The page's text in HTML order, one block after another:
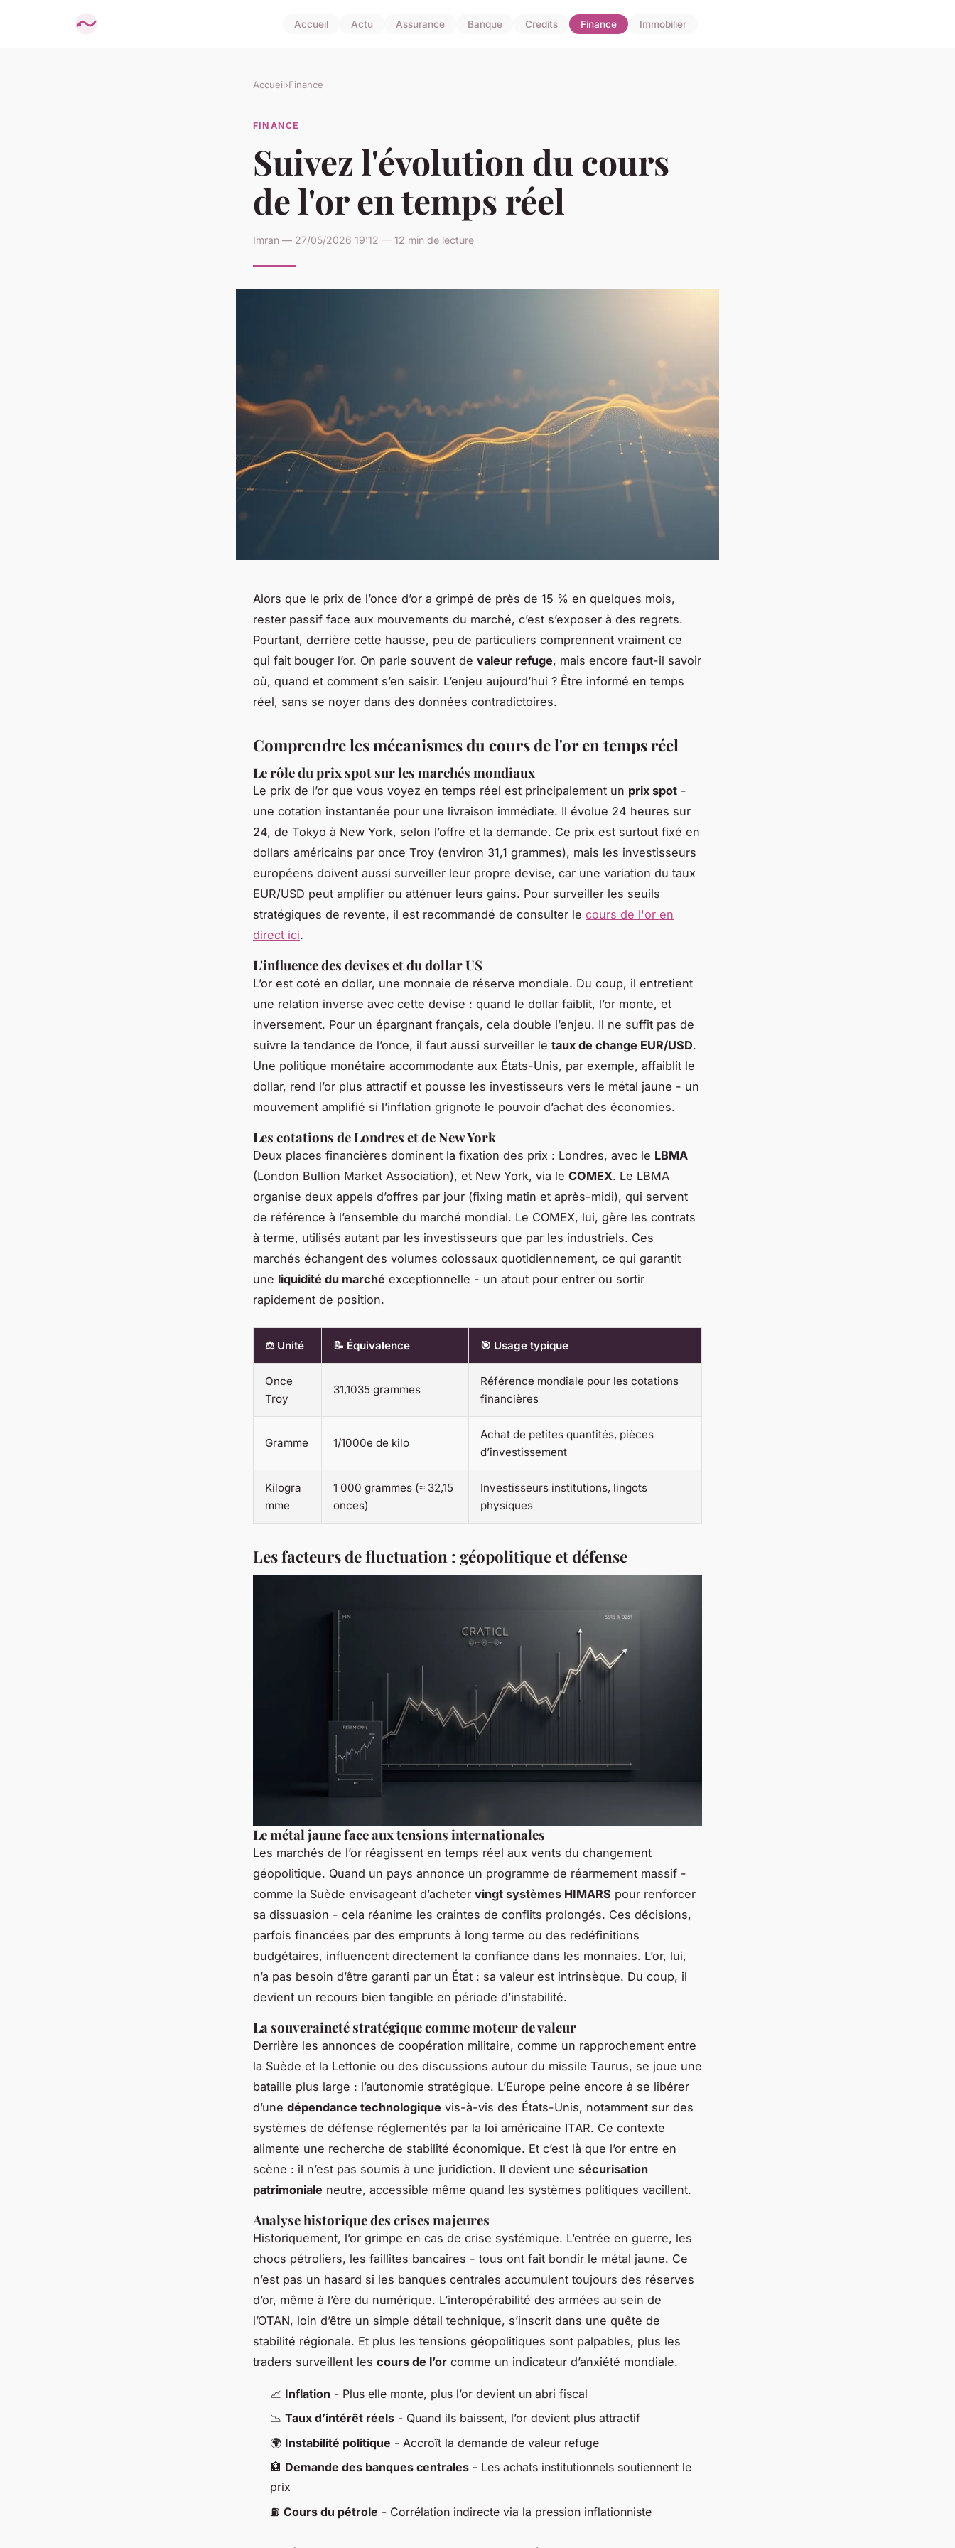
Accueil Actu Assurance Banque Credits Finance Immobilier
Accueil›Finance
FINANCE
Suivez l'évolution du cours
de l'or en temps réel
Imran — 27/05/2026 19:12 — 12 min de lecture
Alors que le prix de l’once d’or a grimpé de près de 15 % en quelques mois,
rester passif face aux mouvements du marché, c’est s’exposer à des regrets.
Pourtant, derrière cette hausse, peu de particuliers comprennent vraiment ce
qui fait bouger l’or. On parle souvent de valeur refuge, mais encore faut-il savoir
où, quand et comment s’en saisir. L’enjeu aujourd’hui ? Être informé en temps
réel, sans se noyer dans des données contradictoires.
Comprendre les mécanismes du cours de l'or en temps réel
Le rôle du prix spot sur les marchés mondiaux
Le prix de l’or que vous voyez en temps réel est principalement un prix spot -
une cotation instantanée pour une livraison immédiate. Il évolue 24 heures sur
24, de Tokyo à New York, selon l’offre et la demande. Ce prix est surtout fixé en
dollars américains par once Troy (environ 31,1 grammes), mais les investisseurs
européens doivent aussi surveiller leur propre devise, car une variation du taux
EUR/USD peut amplifier ou atténuer leurs gains. Pour surveiller les seuils
stratégiques de revente, il est recommandé de consulter le cours de l'or en
direct ici.
L'influence des devises et du dollar US
L’or est coté en dollar, une monnaie de réserve mondiale. Du coup, il entretient
une relation inverse avec cette devise : quand le dollar faiblit, l’or monte, et
inversement. Pour un épargnant français, cela double l’enjeu. Il ne suffit pas de
suivre la tendance de l’once, il faut aussi surveiller le taux de change EUR/USD.
Une politique monétaire accommodante aux États-Unis, par exemple, affaiblit le
dollar, rend l’or plus attractif et pousse les investisseurs vers le métal jaune - un
mouvement amplifié si l’inflation grignote le pouvoir d’achat des économies.
Les cotations de Londres et de New York
Deux places financières dominent la fixation des prix : Londres, avec le LBMA
(London Bullion Market Association), et New York, via le COMEX. Le LBMA
organise deux appels d’offres par jour (fixing matin et après-midi), qui servent
de référence à l’ensemble du marché mondial. Le COMEX, lui, gère les contrats
à terme, utilisés autant par les investisseurs que par les industriels. Ces
marchés échangent des volumes colossaux quotidiennement, ce qui garantit
une liquidité du marché exceptionnelle - un atout pour entrer ou sortir
rapidement de position.
⚖️ Unité 📝 Équivalence 🎯 Usage typique
Once
Troy
31,1035 grammes
Référence mondiale pour les cotations
financières
Gramme 1/1000e de kilo
Achat de petites quantités, pièces
d’investissement
Kilogra
mme
1 000 grammes (≈ 32,15
onces)
Investisseurs institutions, lingots
physiques
Les facteurs de fluctuation : géopolitique et défense
Le métal jaune face aux tensions internationales
Les marchés de l’or réagissent en temps réel aux vents du changement
géopolitique. Quand un pays annonce un programme de réarmement massif -
comme la Suède envisageant d’acheter vingt systèmes HIMARS pour renforcer
sa dissuasion - cela réanime les craintes de conflits prolongés. Ces décisions,
parfois financées par des emprunts à long terme ou des redéfinitions
budgétaires, influencent directement la confiance dans les monnaies. L’or, lui,
n’a pas besoin d’être garanti par un État : sa valeur est intrinsèque. Du coup, il
devient un recours bien tangible en période d’instabilité.
La souveraineté stratégique comme moteur de valeur
Derrière les annonces de coopération militaire, comme un rapprochement entre
la Suède et la Lettonie ou des discussions autour du missile Taurus, se joue une
bataille plus large : l’autonomie stratégique. L’Europe peine encore à se libérer
d’une dépendance technologique vis-à-vis des États-Unis, notamment sur des
systèmes de défense réglementés par la loi américaine ITAR. Ce contexte
alimente une recherche de stabilité économique. Et c’est là que l’or entre en
scène : il n’est pas soumis à une juridiction. Il devient une sécurisation
patrimoniale neutre, accessible même quand les systèmes politiques vacillent.
Analyse historique des crises majeures
Historiquement, l’or grimpe en cas de crise systémique. L’entrée en guerre, les
chocs pétroliers, les faillites bancaires - tous ont fait bondir le métal jaune. Ce
n’est pas un hasard si les banques centrales accumulent toujours des réserves
d’or, même à l’ère du numérique. L’interopérabilité des armées au sein de
l’OTAN, loin d’être un simple détail technique, s’inscrit dans une quête de
stabilité régionale. Et plus les tensions géopolitiques sont palpables, plus les
traders surveillent les cours de l’or comme un indicateur d’anxiété mondiale.
📈 Inflation - Plus elle monte, plus l’or devient un abri fiscal
📉 Taux d’intérêt réels - Quand ils baissent, l’or devient plus attractif
🌍 Instabilité politique - Accroît la demande de valeur refuge
🏦 Demande des banques centrales - Les achats institutionnels soutiennent le
prix
⛽ Cours du pétrole - Corrélation indirecte via la pression inflationniste